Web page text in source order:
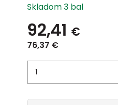
Skladom 3 bal
92,41 €
76,37 €